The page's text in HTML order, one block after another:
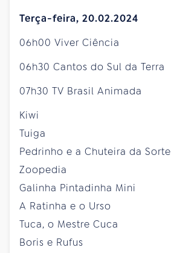
Terça-feira, 20.02.2024
06h00 Viver Ciência
06h30 Cantos do Sul da Terra
07h30 TV Brasil Animada
Kiwi
Tuiga
Pedrinho e a Chuteira da Sorte
Zoopedia
Galinha Pintadinha Mini
A Ratinha e o Urso
Tuca, o Mestre Cuca
Boris e Rufus